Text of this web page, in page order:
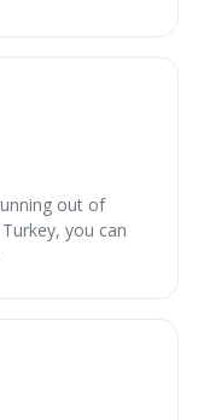
out of
you can